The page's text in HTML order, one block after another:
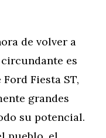
de volver a
es
Fiesta ST,
grandes
su potencial.